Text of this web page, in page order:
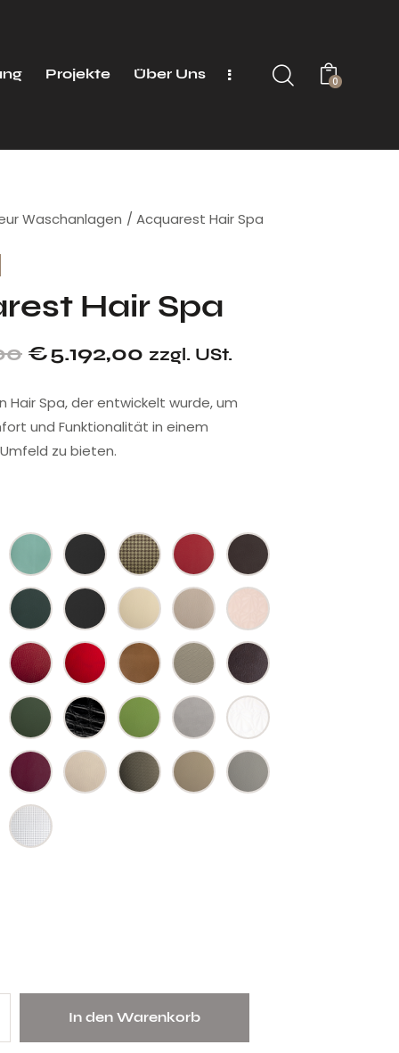
Projekte Über Uns 0
Waschanlagen Acquarest Hair Spa
Hair Spa
€5.192,00 zzgl. USt.
Hair Spa, der entwickelt wurde, um
und Funktionalität in einem
zu bieten.
In den Warenkorb